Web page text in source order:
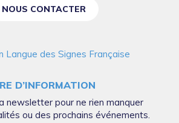
NOUS CONTACTER
Langue des Signes Française
D’INFORMATION
newsletter pour ne rien manquer
ou des prochains événements.